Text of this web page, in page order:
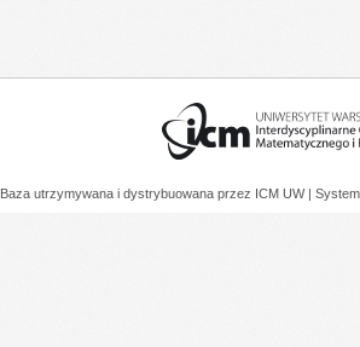
Baza utrzymywana i dystrybuowana przez ICM UW |